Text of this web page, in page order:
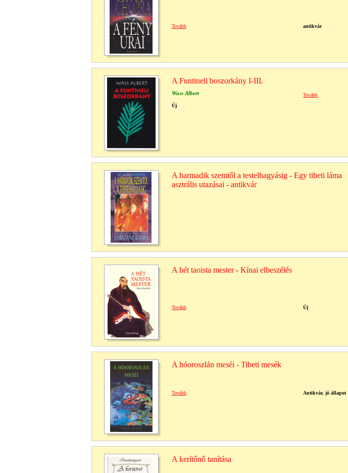
Tovább antikvár
A Funtineli boszorkány I-III.
Wass Albert
Tovább
Új
A harmadik szemtől a testelhagyásig - Egy tibeti láma
asztrális utazásai - antikvár
A hét taoista mester - Kínai elbeszélés
Tovább Új
A hóoroszlán meséi - Tibeti mesék
Tovább Antikvár, jó állapot
A kerítőnő tanítása